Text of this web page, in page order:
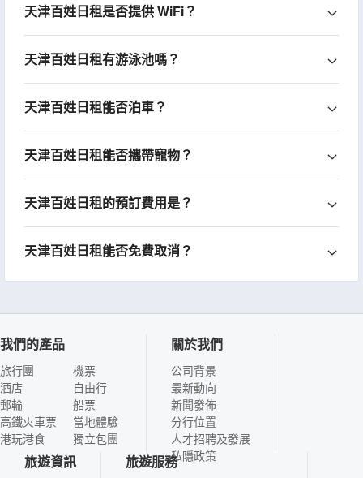
天津百姓日租是否提供 WiFi？
天津百姓日租有游泳池嗎？
天津百姓日租能否泊車？
天津百姓日租能否攜帶寵物？
天津百姓日租的預訂費用是？
天津百姓日租能否免費取消？
我們的產品
旅行團
酒店
郵輪
高鐵火車票
港玩港食
機票
自由行
船票
當地體驗
獨立包團
關於我們
公司背景
最新動向
新聞發佈
分行位置
人才招聘及發展
私隱政策
旅遊資訊 旅遊服務